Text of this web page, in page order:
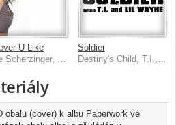
U Like
Nicole Scherzinger, T.I.
Soldier
Destiny's Child, T.I., Lil Wayne
obalu (cover) k albu Paperwork ve